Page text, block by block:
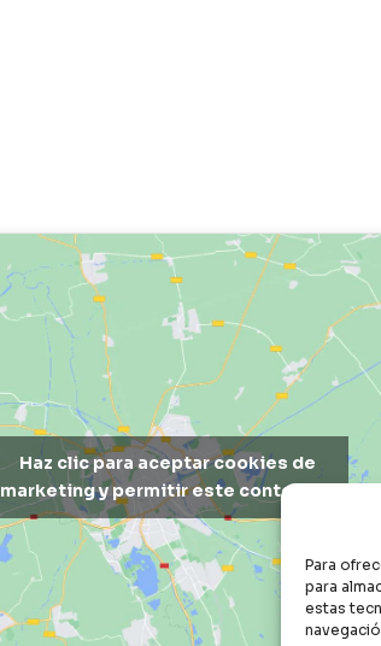
Para
para
estas
Haz clic para aceptar cookies de
marketing y permitir este contenido